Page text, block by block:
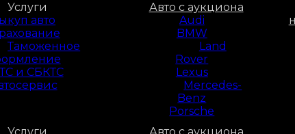
Услуги
авто
Таможенное
и СБКТС
Авто с аукциона
Audi
BMW
Land
Rover
Lexus
Mercedes-
Benz
Porsche